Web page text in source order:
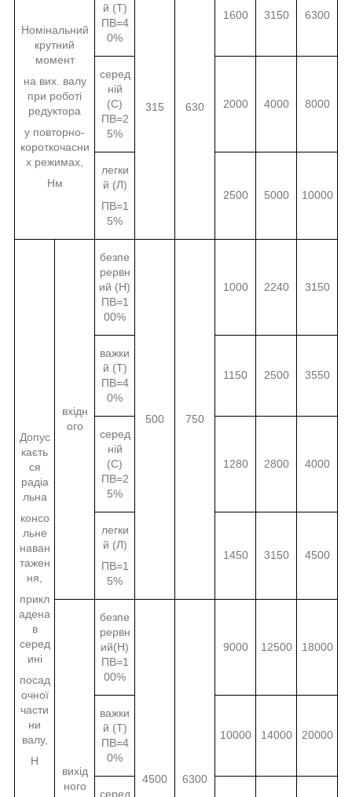
Номінальний
крутний
момент
на вих. валу
при роботі
редуктора
у повторно-
короткочасни
х режимах,
Нм
й (Т)
ПВ=4
0%
315 630
1600 3150 6300
серед
ній
(С)
ПВ=2
5%
2000 4000 8000
легки
й (Л)
ПВ=1
5%
2500 5000 10000
Допус
каєть
ся
радіа
льна
консо
льне
наван
тажен
ня,
прикл
адена
в
серед
ині
посад
очної
части
ни
валу,
Н
вхідн
ого
безпе
рервн
ий (Н)
ПВ=1
00%
500 750
1000 2240 3150
важки
й (Т)
ПВ=4
0%
1150 2500 3550
серед
ній
(С)
ПВ=2
5%
1280 2800 4000
легки
й (Л)
ПВ=1
5%
1450 3150 4500
вихід
ного
безпе
рервн
ий(Н)
ПВ=1
00%
4500 6300
9000 12500 18000
важки
й (Т)
ПВ=4
0%
10000 14000 20000
серед